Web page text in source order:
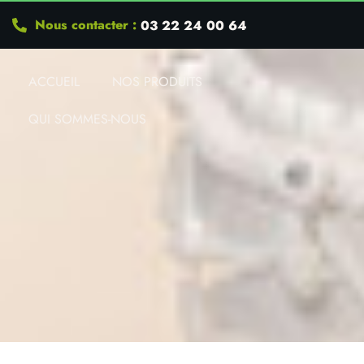
Nous contacter : 03 22 24 00 64
ACCUEIL
NOS PRODUITS
QUI SOMMES-NOUS